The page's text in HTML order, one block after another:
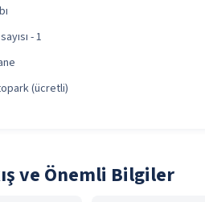
- 1
(ücretli)
ve Önemli Bilgiler